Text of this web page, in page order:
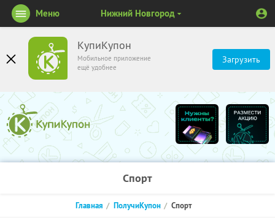
КупиКупон
Мобильное приложение
ещё удобнее
Загрузить
Меню Нижний Новгород
Спорт
Главная ПолучиКупон Спорт